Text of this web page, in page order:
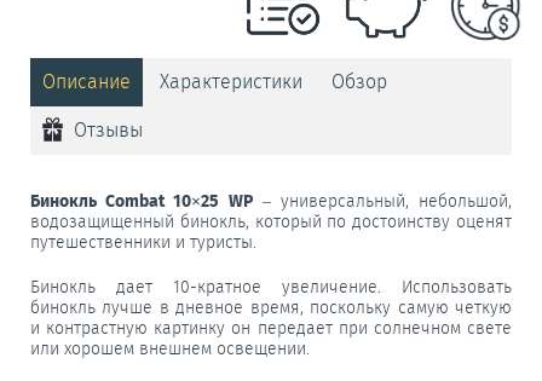
Описание Характеристики Обзор
Отзывы
Бинокль Combat 10×25 WP– универсальный, небольшой,
водозащищенный бинокль, который по достоинству оценят
путешественники и туристы.
Бинокль дает 10-кратное увеличение. Использовать
бинокль лучше в дневное время, поскольку самую четкую
и контрастную картинку он передает при солнечном свете
или хорошем внешнем освещении.